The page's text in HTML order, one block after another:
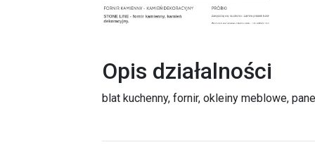
Opis działalności
blat kuchenny, fornir, okleiny meblowe,